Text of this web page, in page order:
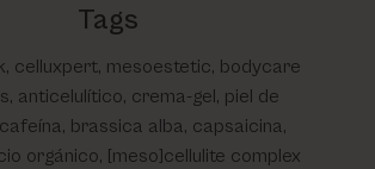
Tags
celluxpert, mesoestetic, bodycare
anticelulítico, crema-gel, piel de
brassica alba, capsaicina,
orgánico, [meso]cellulite complex